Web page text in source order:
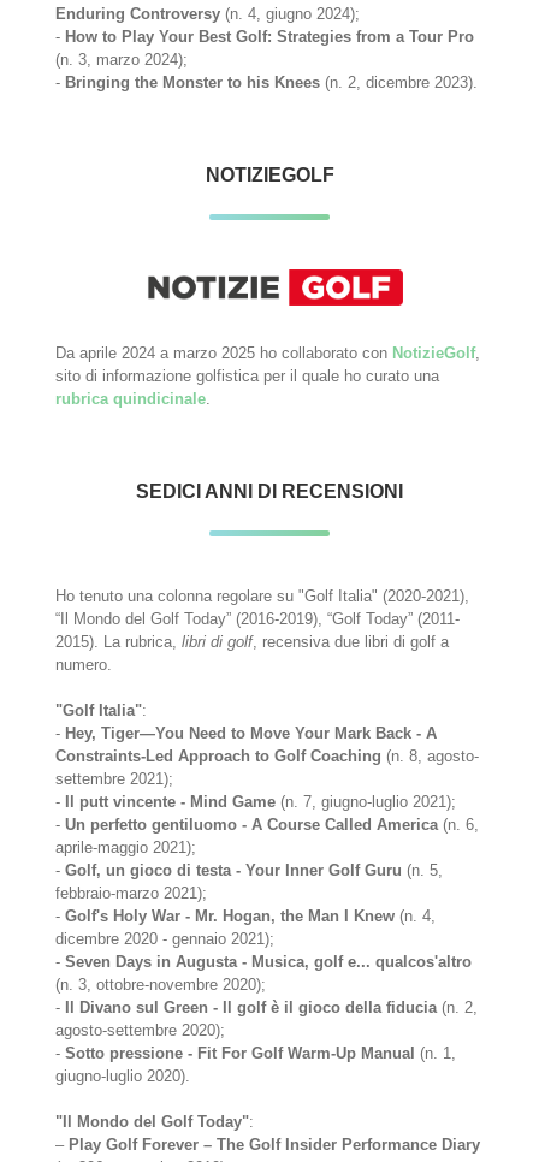
Enduring Controversy (n. 4, giugno 2024);
- How to Play Your Best Golf: Strategies from a Tour Pro
(n. 3, marzo 2024);
- Bringing the Monster to his Knees (n. 2, dicembre 2023).
NOTIZIEGOLF
Da aprile 2024 a marzo 2025 ho collaborato con NotizieGolf,
sito di informazione golfistica per il quale ho curato una
rubrica quindicinale
SEDICI ANNI DI RECENSIONI
Ho tenuto una colonna regolare su "Golf Italia" (2020-2021),
“Il Mondo del Golf Today” (2016-2019), “Golf Today” (2011-
2015). La rubrica,libri di golf, recensiva due libri di golf a
numero.
"Golf Italia":
- Hey, Tiger—You Need to Move Your Mark Back - A
Constraints-Led Approach to Golf Coaching (n. 8, agosto-
settembre 2021);
-
Il putt vincente - Mind Game (n. 7, giugno-luglio 2021);
-Un perfetto gentiluomo - A Course Called America(n. 6,
aprile-maggio 2021);
-Golf, un gioco di testa - Your Inner Golf Guru (n. 5,
febbraio-marzo 2021);
-Golf's Holy War - Mr. Hogan, the Man I Knew (n. 4,
dicembre 2020 - gennaio 2021);
-Seven Days in Augusta - Musica, golf e... qualcos'altro
(n. 3, ottobre-novembre 2020);
-
Il Divano sul Green - Il golf è il gioco della fiducia(n. 2,
agosto-settembre 2020);
-Sotto pressione - Fit For Golf Warm-Up Manual (n. 1,
giugno-luglio 2020).
"Il Mondo del Golf Today":
– Play Golf Forever – The Golf Insider Performance Diary